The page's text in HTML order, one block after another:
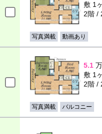
敷 1
2階 /
写真満載 動画あり
5.1
敷 1
2階 /
写真満載 バルコニー